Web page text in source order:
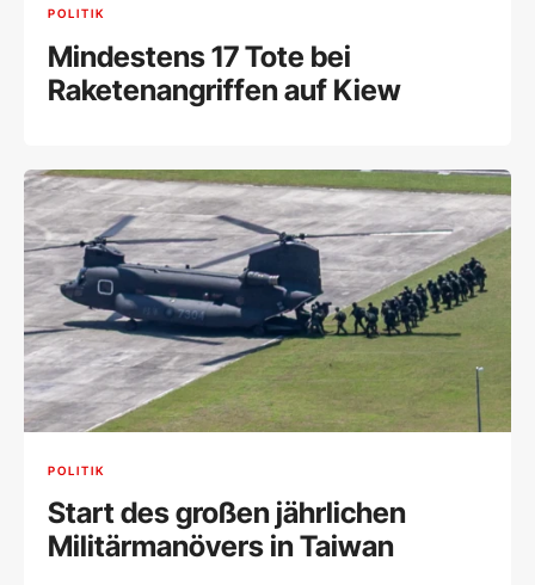
POLITIK
Mindestens 17 Tote bei
Raketenangriffen auf Kiew
POLITIK
Start des großen jährlichen
Militärmanövers in Taiwan